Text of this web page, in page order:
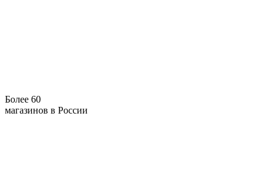
Более 60
магазинов в России